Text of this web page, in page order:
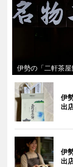
伊勢の「二軒茶
伊
出
伊
出